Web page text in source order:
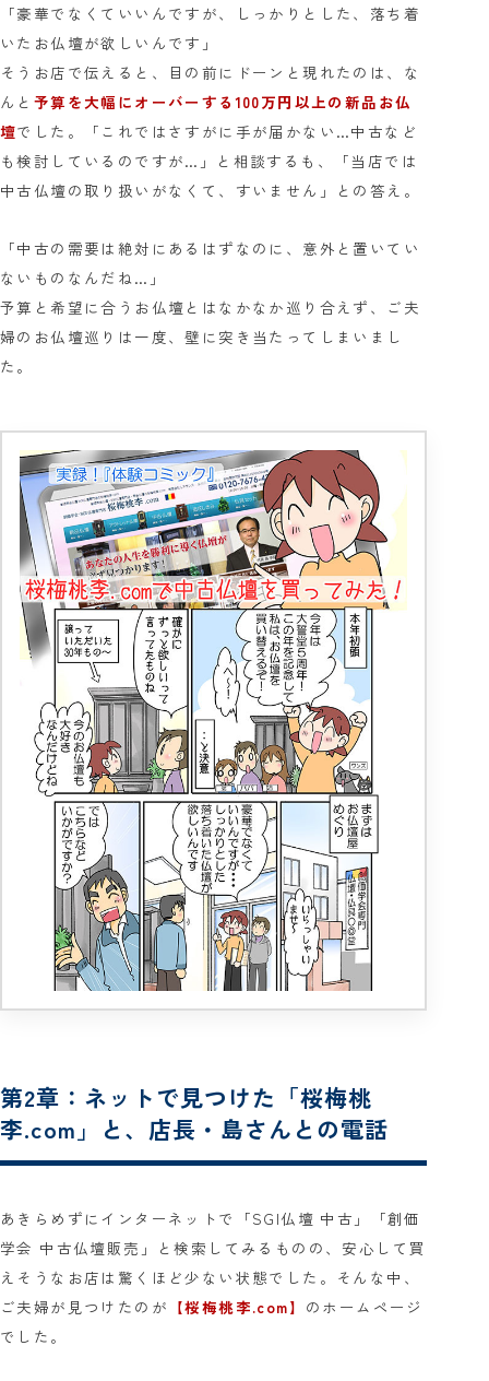
「豪華でなくていいんですが、しっかりとした、落ち着
いたお仏壇が欲しいんです」
そうお店で伝えると、目の前にドーンと現れたのは、な
んと 予算を大幅にオーバーする100万円以上の新品お仏
壇でした。「これではさすがに手が届かない…中古など
も検討しているのですが…」と相談するも、「当店では
中古仏壇の取り扱いがなくて、すいません」との答え。
「中古の需要は絶対にあるはずなのに、意外と置いてい
ないものなんだね…」
予算と希望に合うお仏壇とはなかなか巡り合えず、ご夫
婦のお仏壇巡りは一度、壁に突き当たってしまいまし
た。
第2章：ネットで見つけた「桜梅桃
李.com」と、店長・島さんとの電話
あきらめずにインターネットで「SGI仏壇 中古」「創価
学会 中古仏壇販売」と検索してみるものの、安心して買
えそうなお店は驚くほど少ない状態でした。そんな中、
ご夫婦が見つけたのが 【桜梅桃李.com】 のホームページ
でした。